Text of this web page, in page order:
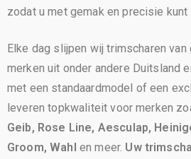
zodat u met gemak en precisie kunt
Elke dag slijpen wij trimscharen van
merken uit onder andere Duitsland
met een standaardmodel of een
leveren topkwaliteit voor merken
Geib, Rose Line, Aesculap,
Groom, Wahl en meer. Uw